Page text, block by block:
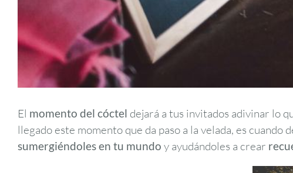
El momento del cóctel dejará a tus invitados adivinar lo
llegado este momento que da paso a la velada, es cuando
sumergiéndoles en tu mundo y ayudándoles a crear